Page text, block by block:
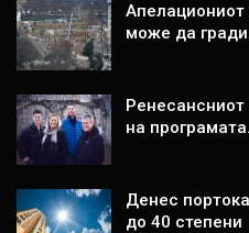
Апелациониот
може да
Ренесансниот
на
Денес
до 40 степени